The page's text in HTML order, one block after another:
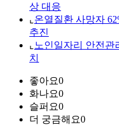
상 대응
⌞ 온열질환 사망자
추진
⌞ 노인일자리 안전관
치
좋아요0
화나요0
슬퍼요0
더 궁금해요0